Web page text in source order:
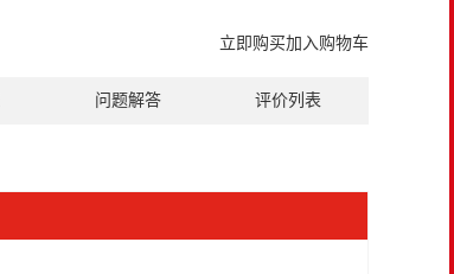
立即购买加入购物车
问题解答 评价列表